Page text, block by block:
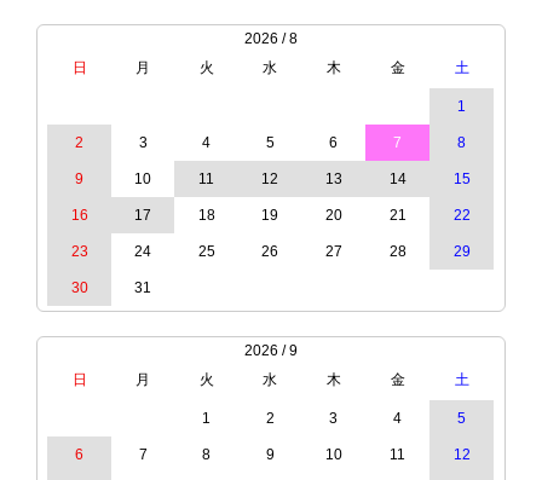
2026 / 8
日
月 火 水 木 金 土
1
2 3 4 5 6 7 8
9 10 11 12 13 14 15
16 17 18 19 20 21 22
23 24 25 26 27 28 29
30 31
2026 / 9
日
月 火 水 木 金 土
1 2 3 4 5
6 7 8 9 10 11 12